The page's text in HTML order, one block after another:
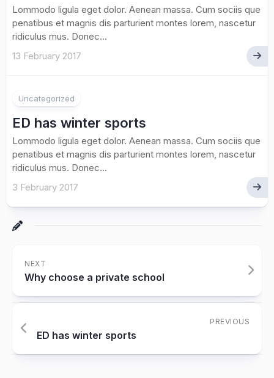
Lommodo ligula eget dolor. Aenean massa. Cum sociis que
penatibus et magnis dis parturient montes lorem, nascetur
ridiculus mus. Donec...
13 February 2017
Uncategorized
ED has winter sports
Lommodo ligula eget dolor. Aenean massa. Cum sociis que
penatibus et magnis dis parturient montes lorem, nascetur
ridiculus mus. Donec...
3 February 2017
NEXT
Why choose a private school
PREVIOUS
ED has winter sports